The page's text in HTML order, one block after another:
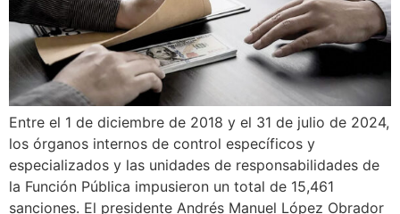
Entre el 1 de diciembre de 2018 y el 31 de julio de 2024,
los órganos internos de control específicos y
especializados y las unidades de responsabilidades de
la Función Pública impusieron un total de 15,461
sanciones. El presidente Andrés Manuel López Obrador